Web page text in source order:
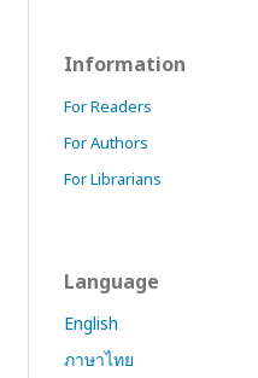
Information
For Readers
For Authors
For Librarians
Language
English
ภาษาไทย